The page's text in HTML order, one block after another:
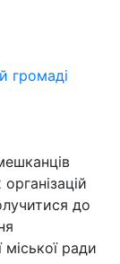
громаді
до
міської ради